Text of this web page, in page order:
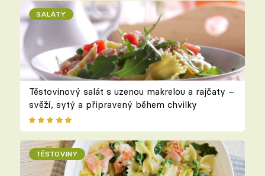
SALÁTY
Těstovinový salát s uzenou makrelou a rajčaty –
svěží, sytý a připravený během chvilky
TĚSTOVINY